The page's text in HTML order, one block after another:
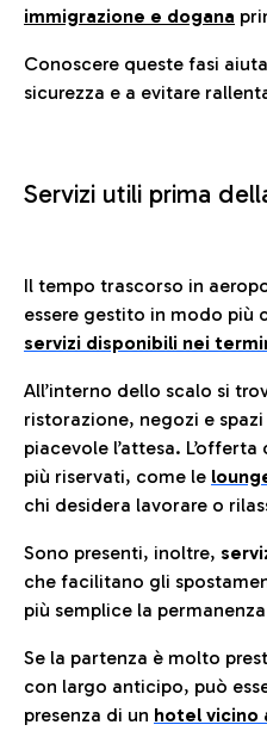
immigrazione e dogana
Conoscere queste fasi
sicurezza e a evitare
Servizi utili prima
Il tempo trascorso in
essere gestito in modo più
servizi disponibili nei
All’interno dello scalo si
ristorazione, negozi e
piacevole l’attesa.
più riservati, come le
chi desidera lavorare o
Sono presenti, inoltre,
che facilitano gli
più semplice la
Se la partenza è molto
con largo anticipo, può
presenza di un hotel vicino